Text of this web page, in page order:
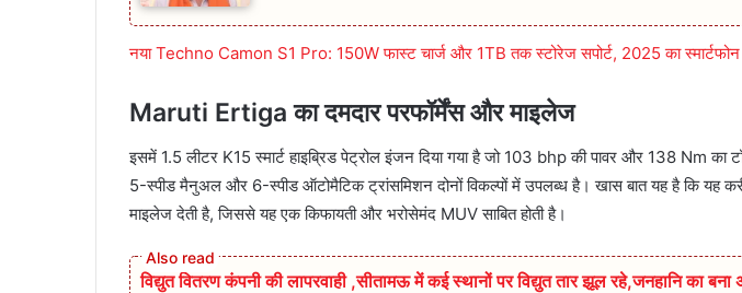
नया Techno Camon S1 Pro: 150W फास्ट चार्ज और 1TB तक स्टोरेज सपोर्ट, 2025 का स्मार्टफोन
Maruti Ertiga का दमदार परफॉर्मेंस और माइलेज
इसमें 1.5 लीटर K15 स्मार्ट हाइब्रिड पेट्रोल इंजन दिया गया है जो 103 bhp की पावर और 138 Nm का
5-स्पीड मैनुअल और 6-स्पीड ऑटोमैटिक ट्रांसमिशन दोनों विकल्पों में उपलब्ध है। खास बात यह है कि यह
माइलेज देती है, जिससे यह एक किफायती और भरोसेमंद MUV साबित होती है।
विद्युत वितरण कंपनी की लापरवाही ,सीतामऊ में कई स्थानों पर विद्युत तार झूल रहे,जनहानि का बना